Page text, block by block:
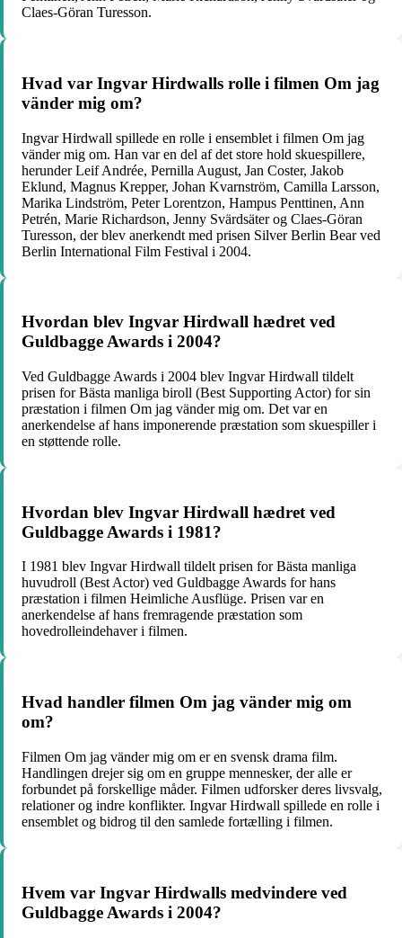
Claes-Göran Turesson.
Hvad var Ingvar Hirdwalls rolle i filmen Om jag
vänder mig om?
Ingvar Hirdwall spillede en rolle i ensemblet i filmen Om jag
vänder mig om. Han var en del af det store hold skuespillere,
herunder Leif Andrée, Pernilla August, Jan Coster, Jakob
Eklund, Magnus Krepper, Johan Kvarnström, Camilla Larsson,
Marika Lindström, Peter Lorentzon, Hampus Penttinen, Ann
Petrén, Marie Richardson, Jenny Svärdsäter og Claes-Göran
Turesson, der blev anerkendt med prisen Silver Berlin Bear ved
Berlin International Film Festival i 2004.
Hvordan blev Ingvar Hirdwall hædret ved
Guldbagge Awards i 2004?
Ved Guldbagge Awards i 2004 blev Ingvar Hirdwall tildelt
prisen for Bästa manliga biroll (Best Supporting Actor) for sin
præstation i filmen Om jag vänder mig om. Det var en
anerkendelse af hans imponerende præstation som skuespiller i
en støttende rolle.
Hvordan blev Ingvar Hirdwall hædret ved
Guldbagge Awards i 1981?
I 1981 blev Ingvar Hirdwall tildelt prisen for Bästa manliga
huvudroll (Best Actor) ved Guldbagge Awards for hans
præstation i filmen Heimliche Ausflüge. Prisen var en
anerkendelse af hans fremragende præstation som
hovedrolleindehaver i filmen.
Hvad handler filmen Om jag vänder mig om
om?
Filmen Om jag vänder mig om er en svensk drama film.
Handlingen drejer sig om en gruppe mennesker, der alle er
forbundet på forskellige måder. Filmen udforsker deres livsvalg,
relationer og indre konflikter. Ingvar Hirdwall spillede en rolle i
ensemblet og bidrog til den samlede fortælling i filmen.
Hvem var Ingvar Hirdwalls medvindere ved
Guldbagge Awards i 2004?